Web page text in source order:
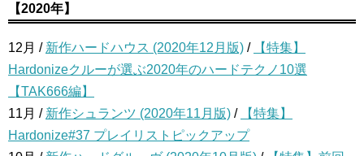
【2020年】
12月 / 新作ハードハウス (2020年12月版) /
【特集】
Hardonizeクルーが選ぶ2020年のハードテクノ10選
【TAK666編】
11月 / 新作シュランツ (2020年11月版) /
【特集】
Hardonize#37 プレイリストピックアップ